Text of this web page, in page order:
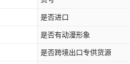
是否进口
是否有动漫形象
是否跨境出口专供货源